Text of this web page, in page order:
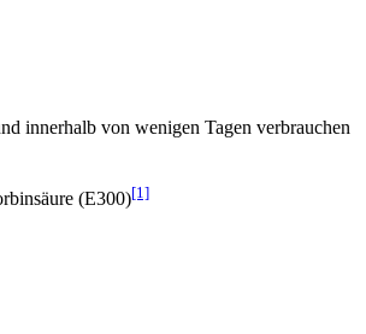
innerhalb von wenigen Tagen verbrauchen
(E300)[1]